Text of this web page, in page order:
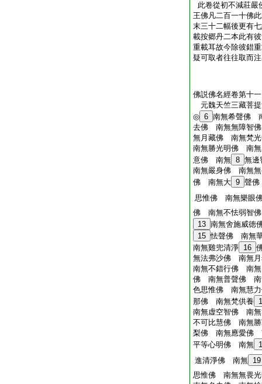
此卷從初不減莊嚴
王佛凡二百一十佛
末三十二幅後更有
載按郷丹二本此有
重載耳故今除彼錯
疑可取者往往取而
佛説佛名經卷第十一
元魏天竺三藏菩
◎ 6 南無希聲佛
去佛 南無無障智
無月藏佛 南無梵
南無勝光明佛 南
意佛 南無 8 無
南無嚴身佛 南無
佛 南無大 9 聲
思惟佛 南無樂眼
佛 南無不怯弱智
13 南無舍施威
15 怯聲佛 南無
南無雞兜清淨 16
無法弗沙佛 南無
南無不錯行佛 南
佛 南無普聲佛 南
色思惟佛 南無慧
那佛 南無梵供養
南無虚空智佛 南
不可比慧佛 南無
梨佛 南無應愛佛
平等心明佛 南無
進清淨佛 南無 19
思惟佛 南無無畏